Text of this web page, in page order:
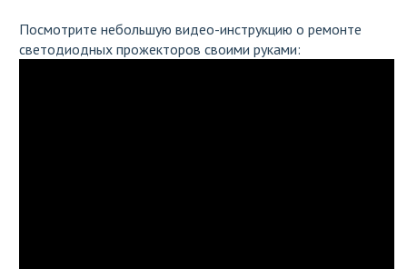
Посмотрите небольшую видео-инструкцию о ремонте
светодиодных прожекторов своими руками: